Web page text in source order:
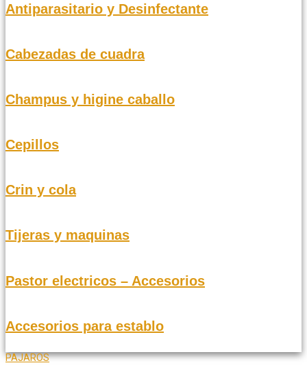
Antiparasitario y Desinfectante
Cabezadas de cuadra
Champus y higine caballo
Cepillos
Crin y cola
Tijeras y maquinas
Pastor electricos – Accesorios
Accesorios para establo
PAJAROS